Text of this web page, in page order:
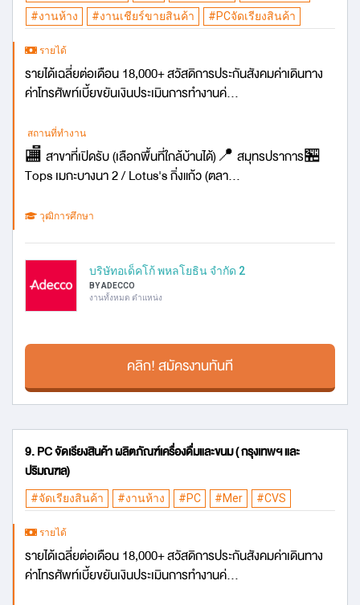
#งานห้าง
#งานเชียร์ขายสินค้า #PCจัดเรียงสินค้า
รายได้
รายได้เฉลี่ยต่อเดือน 18,000+ สวัสดิการประกันสังคมค่าเดินทาง
ค่าโทรศัพท์เบี้ยขยันเงินประเมินการทำงานค่...
สถานที่ทำงาน
🏬 สาขาที่เปิดรับ (เลือกพื้นที่ใกล้บ้านได้)📍 สมุทรปราการ🏪
Tops เมกะบางนา 2 / Lotus's กิ่งแก้ว (ตลา...
วุฒิการศึกษา
บริษัทอเด็คโก้ พหลโยธิน จำกัด 2
BY ADECCO
งานทั้งหมด ตำแหน่ง
คลิก! สมัครงานทันที
9. PC จัดเรียงสินค้า ผลิตภัณฑ์เครื่องดื่มและขนม ( กรุงเทพฯ และ
ปริมณฑล)
#จัดเรียงสินค้า #งานห้าง #PC #Mer #CVS
รายได้
รายได้เฉลี่ยต่อเดือน 18,000+ สวัสดิการประกันสังคมค่าเดินทาง
ค่าโทรศัพท์เบี้ยขยันเงินประเมินการทำงานค่...